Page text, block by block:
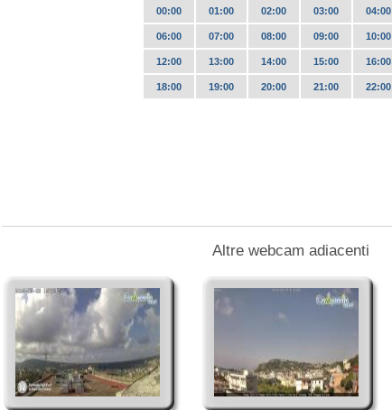
00:00 01:00 02:00 03:00 04:00
06:00 07:00 08:00 09:00 10:00
12:00 13:00 14:00 15:00 16:00
18:00 19:00 20:00 21:00 22:00
Altre webcam adiacenti